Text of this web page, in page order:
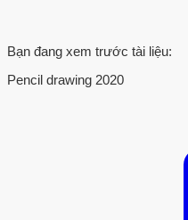
Bạn đang xem trước tài liệu:
Pencil drawing 2020